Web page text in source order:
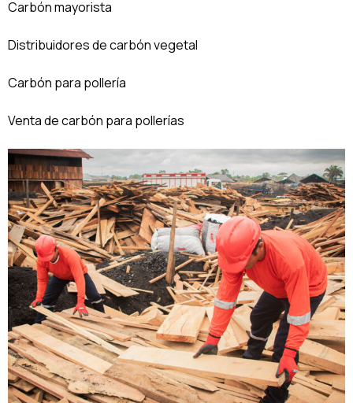
Carbón mayorista
Distribuidores de carbón vegetal
Carbón para pollería
Venta de carbón para pollerías